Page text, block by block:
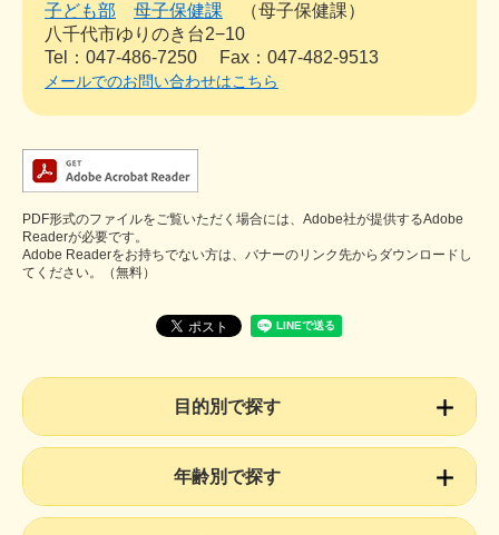
子ども部 母子保健課
母子保健課
八千代市ゆりのき台2−10
Tel：047-486-7250
Fax：047-482-9513
メールでのお問い合わせはこちら
PDF形式のファイルをご覧いただく場合には、Adobe社が提供するAdobe
Readerが必要です。
Adobe Readerをお持ちでない方は、バナーのリンク先からダウンロードし
てください。（無料）
目的別で探す
年齢別で探す